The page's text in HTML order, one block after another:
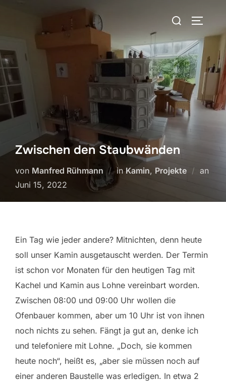
Suchen
Zwischen den Staubwänden
von Manfred Rühmann inKamin, Projekte
an
Veröffentlicht
Juni 15, 2022
Ein Tag wie jeder andere? Mitnichten, denn heute
soll unser Kamin ausgetauscht werden. Der Termin
ist schon vor Monaten für den heutigen Tag mit
Kachel und Kamin aus Lohne vereinbart worden.
Zwischen 08:00 und 09:00 Uhr wollen die
Ofenbauer kommen, aber um 10 Uhr ist von ihnen
noch nichts zu sehen. Fängt ja gut an, denke ich
und telefoniere mit Lohne. „Doch, sie kommen
heute noch“, heißt es, „aber sie müssen noch auf
einer anderen Baustelle was erledigen. In etwa 2